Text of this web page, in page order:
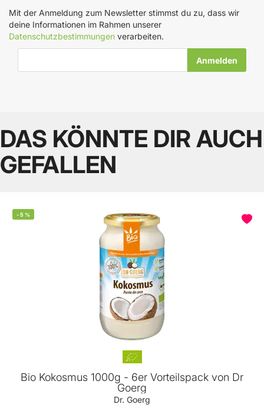
Mit der Anmeldung zum Newsletter stimmst du zu, dass wir
deine Informationen im Rahmen unserer
Datenschutzbestimmungen verarbeiten.
DAS KÖNNTE DIR AUCH
GEFALLEN
-5 %
Bio Kokosmus 1000g - 6er Vorteilspack von Dr
Goerg
Dr. Goerg